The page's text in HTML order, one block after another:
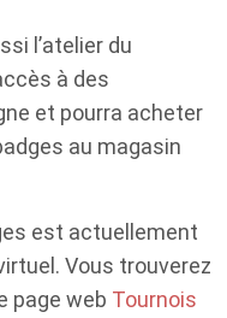
l’atelier du
à des
et pourra acheter
au magasin
est actuellement
Vous trouverez
page web Tournois